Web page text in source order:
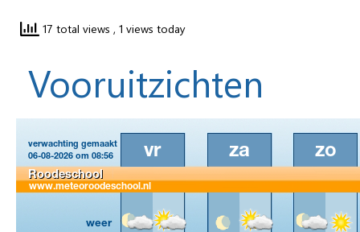
17 total views , 1 views today
Vooruitzichten